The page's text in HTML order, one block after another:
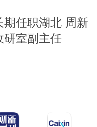
期任职湖北 周新
研室副主任